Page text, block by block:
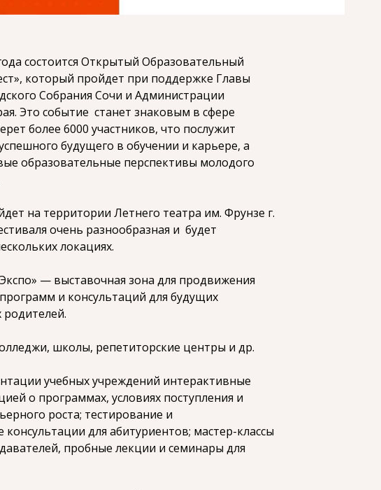
состоится Открытый Образовательный
который пройдет при поддержке Главы
Собрания Сочи и Администрации
Это событие станет знаковым в сфере
более 6000 участников, что послужит
будущего в обучении и карьере, а
образовательные перспективы молодого
на территории Летнего театра им. Фрунзе г.
очень разнообразная и будет
локациях.
— выставочная зона для продвижения
и консультаций для будущих
родителей.
школы, репетиторские центры и др.
учебных учреждений интерактивные
о программах, условиях поступления и
роста; тестирование и
для абитуриентов; мастер-классы
пробные лекции и семинары для